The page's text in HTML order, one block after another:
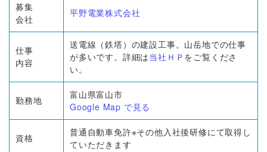
募集
会社
平野電業株式会社
仕事
内容
送電線（鉄塔）の建設工事。山岳地での仕事
が多いです。詳細は当社ＨＰ をご覧くださ
い。
勤務地
富山県富山市
Google Map で見る
資格
普通自動車免許※その他入社後研修にて取得し
ていただきます